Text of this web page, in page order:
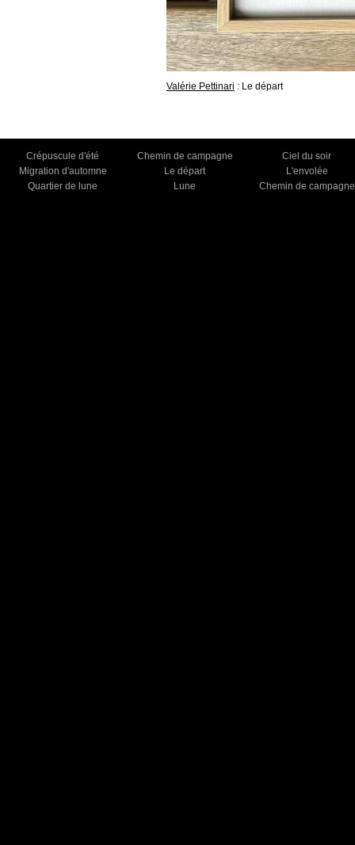
Valérie Pettinari : Le départ
Crépuscule d'été Chemin de campagne
Ciel du soir
Migration d'automne
Le départ
L'envolée
Quartier de lune
Lune Chemin de campagne